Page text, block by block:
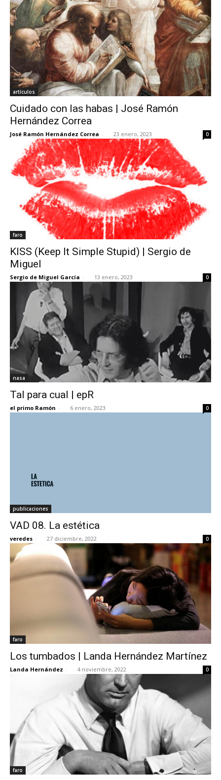
artículos
Cuidado con las habas | José Ramón
Hernández Correa
José Ramón Hernández Correa - 23 enero, 2023 0
faro
KISS (Keep It Simple Stupid) | Sergio de
Miguel
Sergio de Miguel García - 13 enero, 2023 0
nasa
Tal para cual | epR
el primo Ramón - 6 enero, 2023 0
publicaciones
VAD 08. La estética
veredes - 27 diciembre, 2022 0
faro
Los tumbados | Landa Hernández Martínez
Landa Hernández - 4 noviembre, 2022 0
faro